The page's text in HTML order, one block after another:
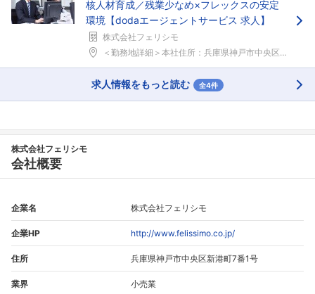
核人材育成／残業少なめ×フレックスの安定
環境【dodaエージェントサービス 求人】
株式会社フェリシモ
＜勤務地詳細＞本社住所：兵庫県神戸市中央区新港町7...
求人情報をもっと読む 全4件
株式会社フェリシモ
会社概要
企業名 株式会社フェリシモ
企業HP http://www.felissimo.co.jp/
住所 兵庫県神戸市中央区新港町7番1号
業界 小売業